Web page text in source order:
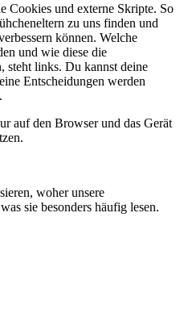
Cookies und externe Skripte. So
zu uns finden und
können. Welche
und wie diese die
steht links. Du kannst deine
Entscheidungen werden
auf den Browser und das Gerät
woher unsere
sie besonders häufig lesen.